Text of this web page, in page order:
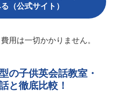
（公式サイト）
用は一切かかりません。
の子供英会話教室・
と徹底比較！